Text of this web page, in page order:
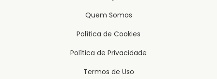
Quem Somos
Política de Cookies
Política de Privacidade
Termos de Uso